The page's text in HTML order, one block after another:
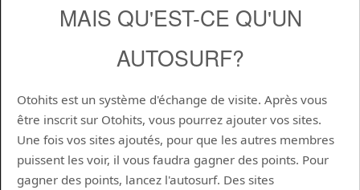
MAIS QU'EST-CE QU'UN
AUTOSURF?
Otohits est un système d'échange de visite. Après vous
être inscrit sur Otohits, vous pourrez ajouter vos sites.
Une fois vos sites ajoutés, pour que les autres membres
puissent les voir, il vous faudra gagner des points. Pour
gagner des points, lancez l'autosurf. Des sites